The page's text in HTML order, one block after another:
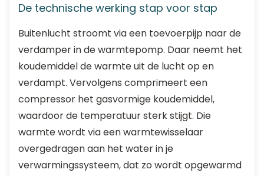
De technische werking stap voor stap
Buitenlucht stroomt via een toevoerpijp naar de
verdamper in de warmtepomp. Daar neemt het
koudemiddel de warmte uit de lucht op en
verdampt. Vervolgens comprimeert een
compressor het gasvormige koudemiddel,
waardoor de temperatuur sterk stijgt. Die
warmte wordt via een warmtewisselaar
overgedragen aan het water in je
verwarmingssysteem, dat zo wordt opgewarmd